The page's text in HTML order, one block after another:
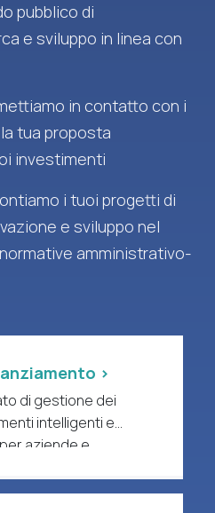
pubblico di
e sviluppo in linea con
in contatto con i
tua proposta
investimenti
i tuoi progetti di
e sviluppo nel
amministrativo-
>
di gestione dei
intelligenti e
aziende e